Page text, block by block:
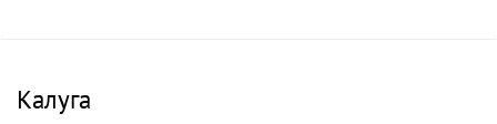
Калуга